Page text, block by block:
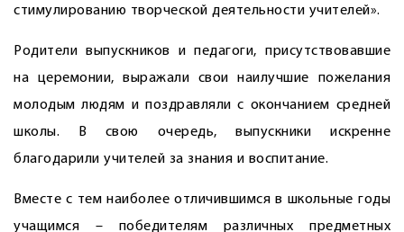
стимулированию творческой деятельности учителей».
Родители выпускников и педагоги, присутствовавшие
на церемонии, выражали свои наилучшие пожелания
молодым людям и поздравляли с окончанием средней
школы. В свою очередь, выпускники искренне
благодарили учителей за знания и воспитание.
Вместе с тем наиболее отличившимся в школьные годы
учащимся – победителям различных предметных